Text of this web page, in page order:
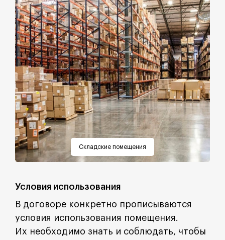
Складские помещения
Условия использования
В договоре конкретно прописываются
условия использования помещения.
Их необходимо знать и соблюдать, чтобы